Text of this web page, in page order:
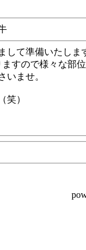
して準備いたしま
すので様々な部
いませ。
笑）